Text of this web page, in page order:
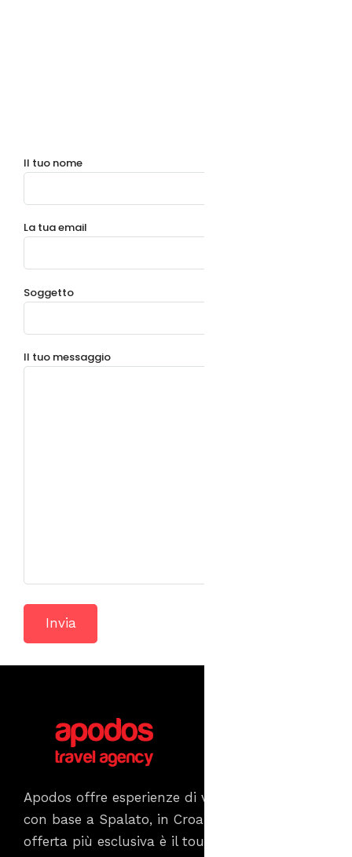
Il tuo nome
La tua email
Soggetto
Il tuo messaggio
Apodos offre esperienze di viaggio e tour unici
con base a Spalato, in Croazia. La nostra
offerta più esclusiva è il tour panoramico di